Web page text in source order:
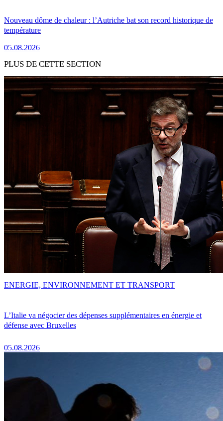
Nouveau dôme de chaleur : l’Autriche bat son record historique de
température
05.08.2026
PLUS DE CETTE SECTION
L’Italie va négocier des dépenses supplémentaires en énergie et
défense avec Bruxelles
05.08.2026
ENERGIE, ENVIRONNEMENT ET TRANSPORT